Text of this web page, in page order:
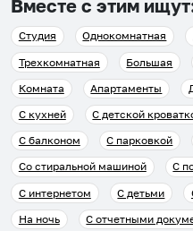
Вместе с этим
Студия Однокомнатная
Трехкомнатная
Большая
Комната
Апартаменты
С кухней
С детской
С балконом
С парковкой
Со стиральной машиной
С
С интернетом
С детьми
На ночь
С отчетными